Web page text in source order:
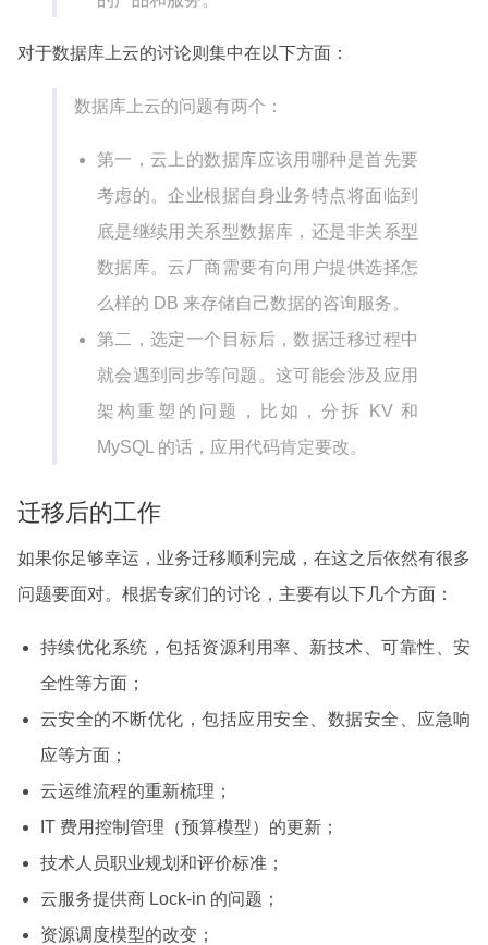
对于数据库上云的讨论则集中在以下方面：
数据库上云的问题有两个：
第一，云上的数据库应该用哪种是首先要
考虑的。企业根据自身业务特点将面临到
底是继续用关系型数据库，还是非关系型
数据库。云厂商需要有向用户提供选择怎
么样的 DB 来存储自己数据的咨询服务。
第二，选定一个目标后，数据迁移过程中
就会遇到同步等问题。这可能会涉及应用
架构重塑的问题，比如，分拆 KV 和
MySQL 的话，应用代码肯定要改。
迁移后的工作
如果你足够幸运，业务迁移顺利完成，在这之后依然有很多
问题要面对。根据专家们的讨论，主要有以下几个方面：
持续优化系统，包括资源利用率、新技术、可靠性、安
全性等方面；
云安全的不断优化，包括应用安全、数据安全、应急响
应等方面；
云运维流程的重新梳理；
IT 费用控制管理（预算模型）的更新；
技术人员职业规划和评价标准；
云服务提供商 Lock-in 的问题；
资源调度模型的改变；